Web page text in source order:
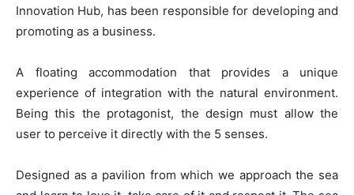
Innovation Hub, has been responsible for developing and
promoting as a business.
A floating accommodation that provides a unique
experience of integration with the natural environment.
Being this the protagonist, the design must allow the
user to perceive it directly with the 5 senses.
Designed as a pavilion from which we approach the sea